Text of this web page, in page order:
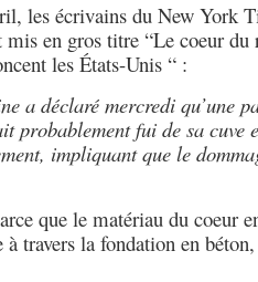
les écrivains du New York
en gros titre “Le coeur du
les États-Unis “ :
a déclaré mercredi qu’une
probablement fui de sa cuve
impliquant que le
que le matériau du coeur
travers la fondation en